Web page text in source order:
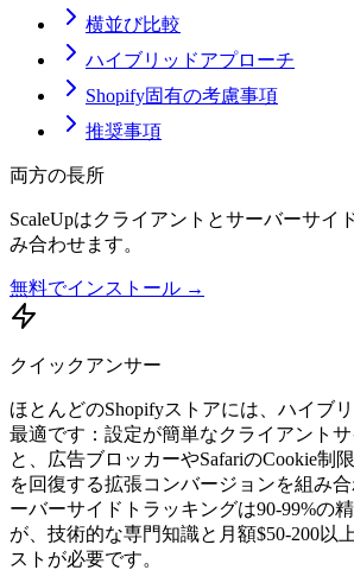
横並び比較
ハイブリッドアプローチ
Shopify固有の考慮事項
推奨事項
両方の長所
ScaleUpはクライアントとサーバーサイ
み合わせます。
無料でインストール →
クイックアンサー
ほとんどのShopifyストアには、ハイブ
最適です：設定が簡単なクライアント
と、広告ブロッカーやSafariのCookie制
を回復する拡張コンバージョンを組み
ーバーサイドトラッキングは90-99%の
が、技術的な専門知識と月額$50-200以
ストが必要です。